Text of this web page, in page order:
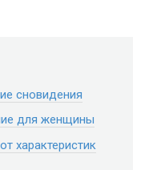
сновидения
для женщины
характеристик